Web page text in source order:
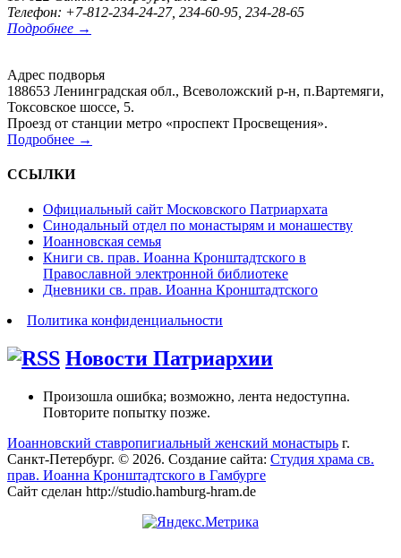
Телефон: +7-812-234-24-27, 234-60-95, 234-28-65
Подробнее →
Адрес подворья
188653 Ленинградская обл., Всеволожский р-н, п.Вартемяги,
Токсовское шоссе, 5.
Проезд от станции метро «проспект Просвещения».
Подробнее →
ССЫЛКИ
Официальный сайт Московского Патриархата
Синодальный отдел по монастырям и монашеству
Иоанновская семья
Книги св. прав. Иоанна Кронштадтского в
Православной электронной библиотеке
Дневники св. прав. Иоанна Кронштадтского
Политика конфиденциальности
Новости Патриархии
Произошла ошибка; возможно, лента недоступна.
Повторите попытку позже.
Иоанновский ставропигиальный женский монастырь г.
Санкт-Петербург. © 2026. Создание сайта: Студия храма св.
прав. Иоанна Кронштадтского в Гамбурге
Сайт сделан http://studio.hamburg-hram.de